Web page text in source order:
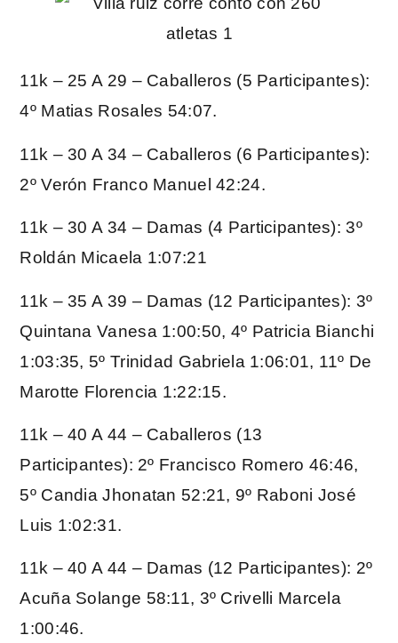
11k – 25 A 29 – Caballeros (5 Participantes):
4º Matias Rosales 54:07.
11k – 30 A 34 – Caballeros (6 Participantes):
2º Verón Franco Manuel 42:24.
11k – 30 A 34 – Damas (4 Participantes): 3º
Roldán Micaela 1:07:21
11k – 35 A 39 – Damas (12 Participantes): 3º
Quintana Vanesa 1:00:50, 4º Patricia Bianchi
1:03:35, 5º Trinidad Gabriela 1:06:01, 11º De
Marotte Florencia 1:22:15.
11k – 40 A 44 – Caballeros (13
Participantes): 2º Francisco Romero 46:46,
5º Candia Jhonatan 52:21, 9º Raboni José
Luis 1:02:31.
11k – 40 A 44 – Damas (12 Participantes): 2º
Acuña Solange 58:11, 3º Crivelli Marcela
1:00:46.